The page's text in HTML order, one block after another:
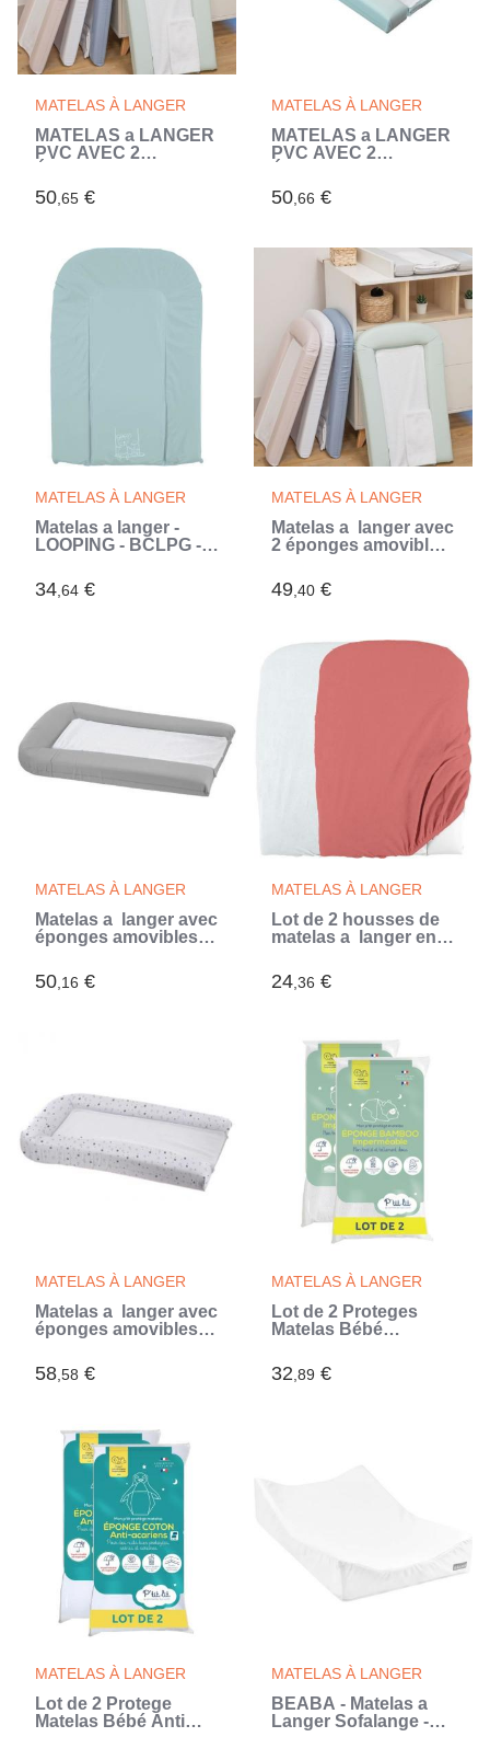
MATELAS À LANGER
MATELAS a LANGER
PVC AVEC 2
AMOVIBLES/CONFORT
42x70 cm NUAGE
50,65 €
MATELAS À LANGER
MATELAS a LANGER
PVC AVEC 2
AMOVIBLES/CONFORT
42x70 cm SAUGE
50,66 €
MATELAS À LANGER
Matelas a langer -
LOOPING - BCLPG -
Glacier
34,64 €
MATELAS À LANGER
Matelas a langer avec
2 éponges amovibles
(Violet)
49,40 €
MATELAS À LANGER
Matelas a langer avec
éponges amovibles -
(Gris)
50,16 €
MATELAS À LANGER
Lot de 2 housses de
matelas a langer en
Blanc / Terracotta - 50
X 75 cm (Rouge)
24,36 €
MATELAS À LANGER
Matelas a langer avec
éponges amovibles -
cm (Blanc)
58,58 €
MATELAS À LANGER
Lot de 2 Proteges
Matelas Bébé
Alese Imperméable -
Viscose Douce - Sans
32,89 €
MATELAS À LANGER
Lot de 2 Protege
Matelas Bébé Anti
MATELAS À LANGER
BÉABA - Matelas a
Langer Sofalange -